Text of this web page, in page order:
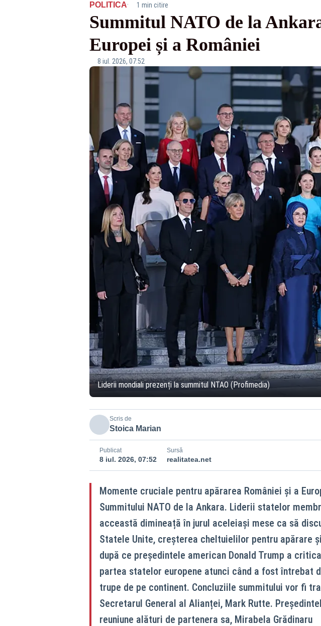
POLITICA· 1 min citire
Summitul NATO de la
Europei și a României
8 iul. 2026, 07:52
Liderii mondiali prezenți la summitul NTAO (Profimedia)
Scris de
Stoica Marian
Publicat
8 iul. 2026, 07:52
Sursă
realitatea.net
Momente cruciale pentru apărarea României și a
Summitului NATO de la Ankara. Liderii statelor
acceastă dimineață în jurul aceleiași mese ca să
Statele Unite, creșterea cheltuielilor pentru apărare
după ce președintele american Donald Trump a
partea statelor europene atunci când a fost întrebat
trupe de pe continent. Concluziile summitului vor fi
Secretarul General al Alianței, Mark Rutte.
reuniune alături de partenera sa, Mirabela Grădinaru